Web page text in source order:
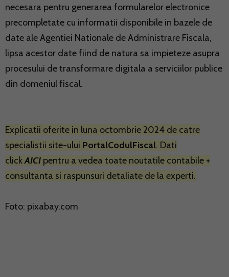
necesara pentru generarea formularelor electronice
precompletate cu informatii disponibile in bazele de
date ale Agentiei Nationale de Administrare Fiscala,
lipsa acestor date fiind de natura sa impieteze asupra
procesului de transformare digitala a serviciilor publice
din domeniul fiscal.
Explicatii oferite in luna octombrie 2024 de catre
specialistii site-ului PortalCodulFiscal. Dati
clickAICI pentru a vedea toate noutatile contabile +
consultanta si raspunsuri detaliate de la experti.
Foto: pixabay.com